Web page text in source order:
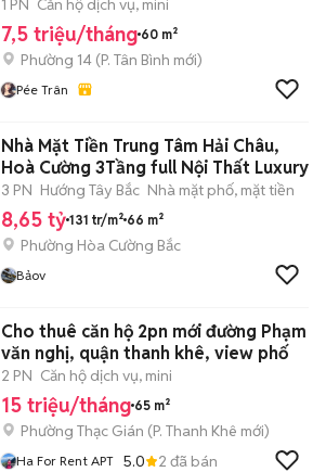
1 PN Căn hộ dịch vụ, mini
7,5 triệu/tháng 60 m²
Phường 14 (P. Tân Bình mới)
Pée Trân
Nhà Mặt Tiền Trung Tâm Hải Châu,
Hoà Cường 3Tầng full Nội Thất Luxury
3 PN Hướng Tây Bắc Nhà mặt phố, mặt tiền
8,65 tỷ 131 tr/m² 66 m²
Phường Hòa Cường Bắc
Bảov
Cho thuê căn hộ 2pn mới đường Phạm
văn nghị, quận thanh khê, view phố
2 PN Căn hộ dịch vụ, mini
15 triệu/tháng 65 m²
Phường Thạc Gián (P. Thanh Khê mới)
Ha For Rent APT 5.0 2 đã bán